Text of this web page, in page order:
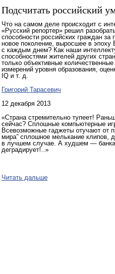
Подсчитать российский
Что на самом деле происходит с
«Русский репортер» решил
способности российских граждан
новое поколение, выросшее в эпоху
с каждым днем? Как наши
способностями жителей других
только объективные
измерений уровня образования,
IQ и т. д.
Григорий Тарасевич
12 декабря 2013
«Страна стремительно тупеет!
сейчас? Сплошные компьютерные
Всевозможные гаджеты отучают от
мира” сплошное мелькание клипов,
в лучшем случае. А худшем — банка
деградирует!..»
Читать дальше